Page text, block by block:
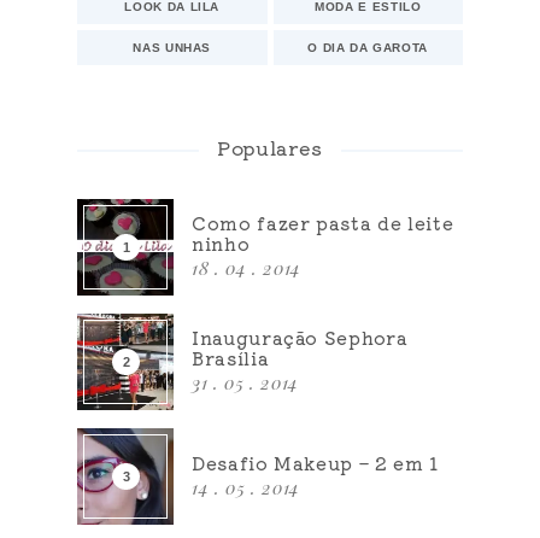
LOOK DA LILA MODA E ESTILO
NAS UNHAS O DIA DA GAROTA
Populares
Como fazer pasta de leite
ninho
18 . 04 . 2014
Inauguração Sephora
Brasília
31 . 05 . 2014
Desafio Makeup – 2 em 1
14 . 05 . 2014